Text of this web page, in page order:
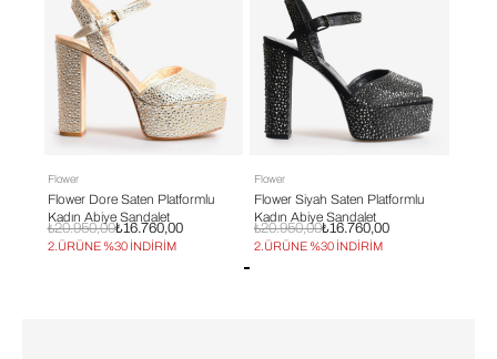
Flower
Flower Dore Saten Platformlu
Kadın Abiye Sandalet
₺16.760,00
₺20.950,00
2.ÜRÜNE %30 İNDİRİM
Flower
Flower Siyah Saten Platformlu
Kadın Abiye Sandalet
₺16.760,00
₺20.950,00
2.ÜRÜNE %30 İNDİRİM